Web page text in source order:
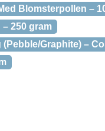
Blomsterpollen –
250 gram
(Pebble/Graphite) –